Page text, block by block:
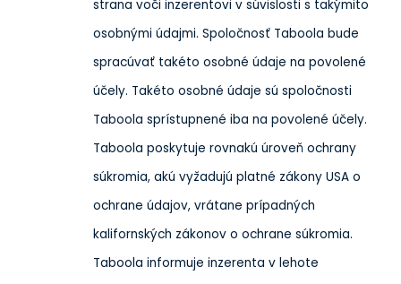
strana voči inzerentovi v súvislosti s takýmito
osobnými údajmi. Spoločnosť Taboola bude
spracúvať takéto osobné údaje na povolené
účely. Takéto osobné údaje sú spoločnosti
Taboola sprístupnené iba na povolené účely.
Taboola poskytuje rovnakú úroveň ochrany
súkromia, akú vyžadujú platné zákony USA o
ochrane údajov, vrátane prípadných
kalifornských zákonov o ochrane súkromia.
Taboola informuje inzerenta v lehote